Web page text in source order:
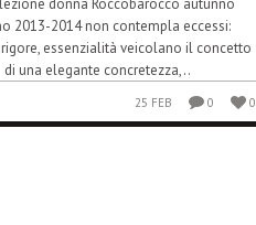
2013-2014 non contempla eccessi:
essenzialità veicolano il concetto
di una elegante concretezza,..
25 FEB 0 0